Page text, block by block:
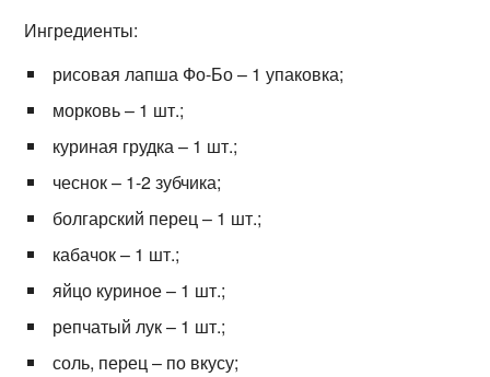
Ингредиенты:
рисовая лапша Фо-Бо – 1 упаковка;
морковь – 1 шт.;
куриная грудка – 1 шт.;
чеснок – 1-2 зубчика;
болгарский перец – 1 шт.;
кабачок – 1 шт.;
яйцо куриное – 1 шт.;
репчатый лук – 1 шт.;
соль, перец – по вкусу;